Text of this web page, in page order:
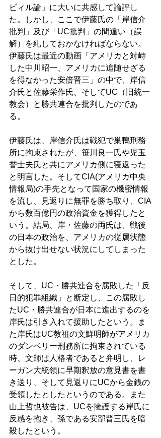
ビィル論」に大いに共感して論評し
た。しかし、ここで伊藤氏の「岸信介
批判」及び「UC批判」の間違い（誤
解）を糺しておかなければならない。
伊藤氏は最近の動画「アメリカと対峙
した中川昭一、アメリカに追随せざる
を得なかった安倍晋三」の中で、岸信
介氏と佐藤栄作氏、そしてUC（旧統一
教会）と勝共連合を批判したのであ
る。
伊藤氏は、岸信介氏は戦犯で巣鴨刑務
所に拘束されたが、笹川良一氏や児玉
誉士夫氏と共にアメリカ側に寝返った
と明言した。そしてCIA(アメリカ中央
情報局)の手先となって国家の機密情報
を流し、見返りに無罪を勝ち取り、CIA
から数百億円の政治資金を獲得したと
いう。結局、岸・佐藤の両氏は、戦後
の日本の政治を、アメリカの従属状態
から抜け出せない状況にしてしまった
とした。
そして、UC・勝共連合を腐敗した「反
日的犯罪組織」と断定し、この腐敗し
たUC・勝共連合が日本に進出するのを
岸氏は引き入れて援助したという。ま
た岸氏はUC教祖の文鮮明師がアメリカ
のダンベリー刑務所に拘束されている
時、文師は人格者であると弁明し、レ
ーガン大統領に早期釈放の意見書を書
き送り、そして見返りにUCから金銭の
受領したとしたというのである。また
山上哲也被告は、UCを擁護する岸氏に
反感を抱き、孫である安部晋三氏を暗
殺したという。